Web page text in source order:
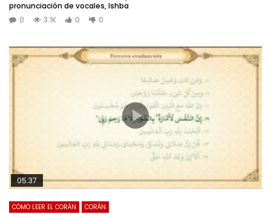
pronunciación de vocales, Ishba
0
3.1K 0 0
05:37
CÓMO LEER EL CORÁN CORÁN